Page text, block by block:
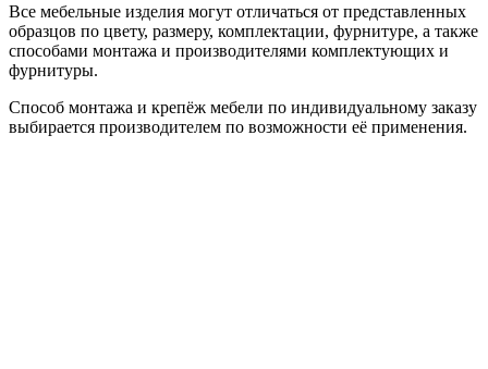
Все мебельные изделия могут отличаться от представленных
образцов по цвету, размеру, комплектации, фурнитуре, а также
способами монтажа и производителями комплектующих и
фурнитуры.
Способ монтажа и крепёж мебели по индивидуальному заказу
выбирается производителем по возможности её применения.